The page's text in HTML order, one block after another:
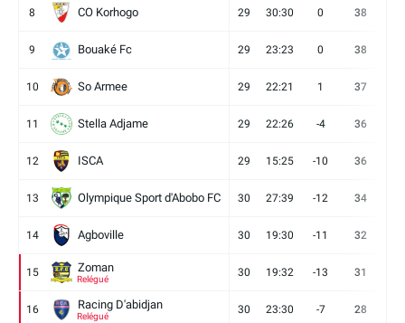
8 CO Korhogo 29 30:30 0 38
9 Bouaké Fc 29 23:23 0 38
10 So Armee 29 22:21 1 37
11 Stella Adjame 29 22:26 -4 36
12 ISCA 29 15:25 -10 36
13 Olympique Sport d'Abobo FC 30 27:39 -12 34
14 Agboville 30 19:30 -11 32
15 Zoman
Relégué
30 19:32 -13 31
16 Racing D'abidjan
Relégué
30 23:30 -7 28